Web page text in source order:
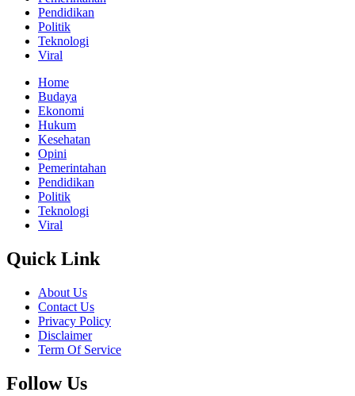
Pendidikan
Politik
Teknologi
Viral
Home
Budaya
Ekonomi
Hukum
Kesehatan
Opini
Pemerintahan
Pendidikan
Politik
Teknologi
Viral
Quick Link
About Us
Contact Us
Privacy Policy
Disclaimer
Term Of Service
Follow Us